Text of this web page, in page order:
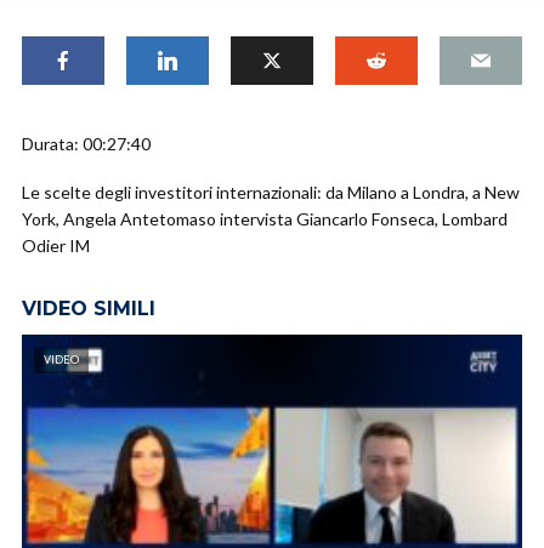
Durata: 00:27:40
Le scelte degli investitori internazionali: da Milano a Londra, a New
York, Angela Antetomaso intervista Giancarlo Fonseca, Lombard
Odier IM
VIDEO SIMILI
VIDEO